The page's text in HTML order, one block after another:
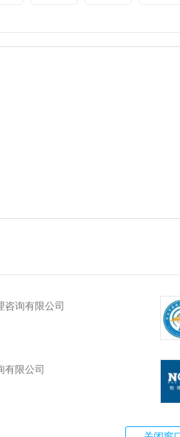
咨询有限公司
有限公司